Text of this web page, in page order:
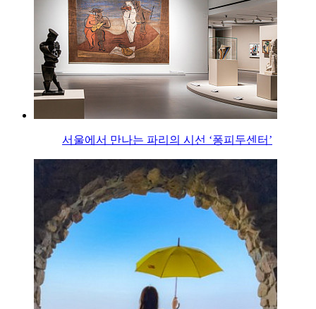
서울에서 만나는 파리의 시선 ‘퐁피두센터’